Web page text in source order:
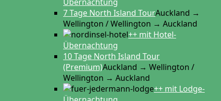
7 Tage North Island TourAuckland →
Wellington / Wellington → Auckland
++ mit Hotel-
Übernachtung
10 Tage North Island Tour
(Premium)Auckland → Wellington /
Wellington → Auckland
++ mit Lodge-